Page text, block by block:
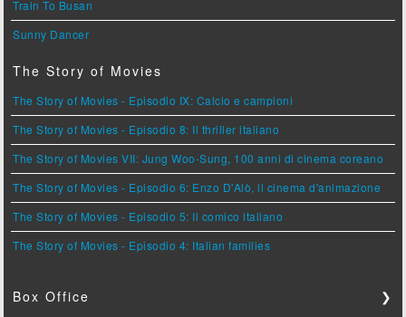
Train To Busan
Sunny Dancer
The Story of Movies
The Story of Movies - Episodio IX: Calcio e campioni
The Story of Movies - Episodio 8: Il thriller italiano
The Story of Movies VII: Jung Woo-Sung, 100 anni di cinema coreano
The Story of Movies - Episodio 6: Enzo D'Alò, il cinema d'animazione
The Story of Movies - Episodio 5: Il comico italiano
The Story of Movies - Episodio 4: Italian families
Box Office ❯